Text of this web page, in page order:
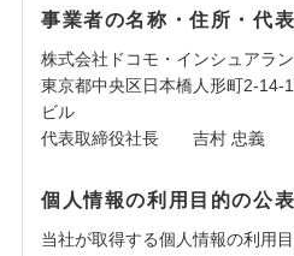
事業者の名称・住所・代
株式会社ドコモ・インシュアラ
東京都中央区日本橋人形町2-
ビル
代表取締役社長 吉村 忠義
個人情報の利用目的の公表
当社が取得する個人情報の利用